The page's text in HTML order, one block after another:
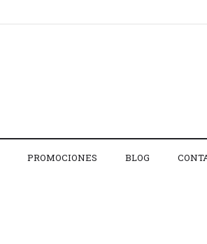
PROMOCIONES BLOG